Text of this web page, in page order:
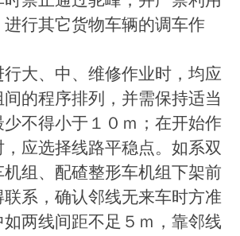
行其它货物车辆的调车作
大、中、维修作业时，均应
的程序排列，并需保持适当
不得小于１０ｍ；在开始作
应选择线路平稳点。如系双
组、配碴整形车机组下架前
系，确认邻线无来车时方准
两线间距不足５ｍ，靠邻线